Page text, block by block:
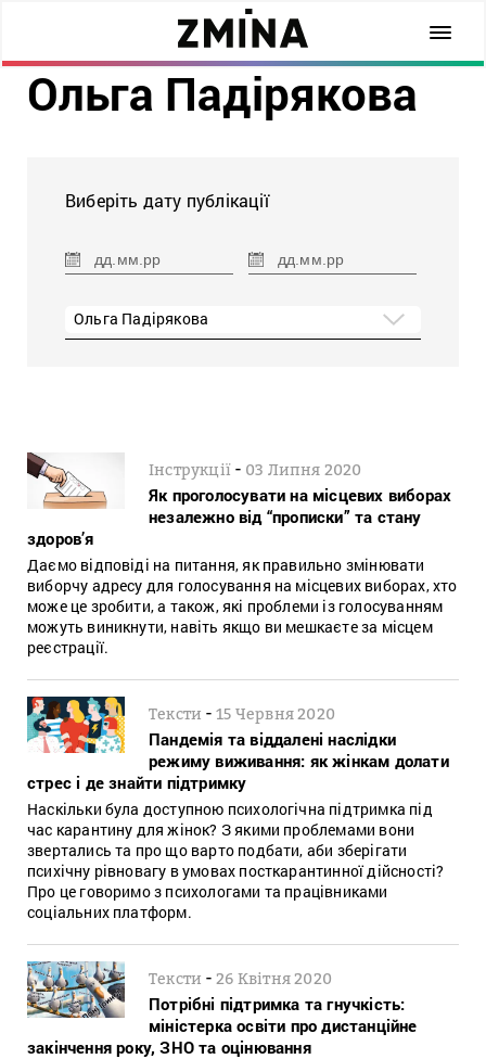
Ольга Падірякова
Інструкції - 03 Липня 2020
Як проголосувати на місцевих виборах
незалежно від “прописки” та стану
здоров’я
Даємо відповіді на питання, як правильно змінювати
виборчу адресу для голосування на місцевих виборах, хто
може це зробити, а також, які проблеми із голосуванням
можуть виникнути, навіть якщо ви мешкаєте за місцем
реєстрації.
Тексти -15 Червня 2020
Пандемія та віддалені наслідки
режиму виживання: як жінкам долати
стрес і де знайти підтримку
Наскільки була доступною психологічна підтримка під
час карантину для жінок? З якими проблемами вони
звертались та про що варто подбати, аби зберігати
психічну рівновагу в умовах посткарантинної дійсності?
Про це говоримо з психологами та працівниками
соціальних платформ.
Тексти -26 Квітня 2020
Потрібні підтримка та гнучкість:
міністерка освіти про дистанційне
закінчення року, ЗНО та оцінювання
Виберіть дату публікації
Ольга Падірякова